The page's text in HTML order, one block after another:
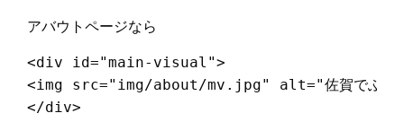
アバウトページなら
<div id="main-visual">
<img src="img/about/mv.jpg" alt="佐賀でふらふ
</div>